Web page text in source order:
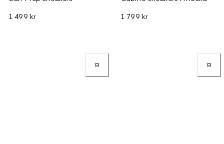
1 499 kr 1 799 kr